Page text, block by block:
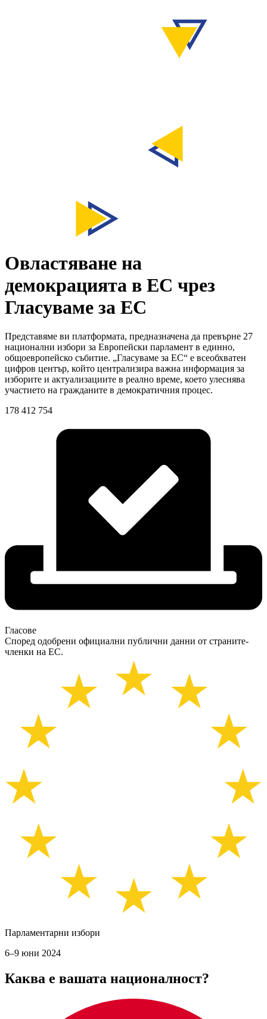
Овластяване на
демокрацията в ЕС чрез
Гласуваме за ЕС
Представяме ви платформата, предназначена да превърне 27
национални избори за Европейски парламент в единно,
общоевропейско събитие. „Гласуваме за ЕС“ е всеобхватен
цифров център, който централизира важна информация за
изборите и актуализациите в реално време, което улеснява
участието на гражданите в демократичния процес.
178 412 754
Гласове
Според одобрени официални публични данни от страните-
членки на ЕС.
Парламентарни избори
6–9 юни 2024
Каква е вашата националност?